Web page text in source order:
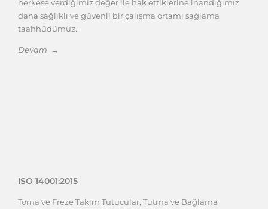
herkese verdiğimiz değer ile hak ettiklerine inandığımız
daha sağlıklı ve güvenli bir çalışma ortamı sağlama
taahhüdümüz...
Devam →
ISO 14001:2015
Torna ve Freze Takım Tutucular, Tutma ve Bağlama